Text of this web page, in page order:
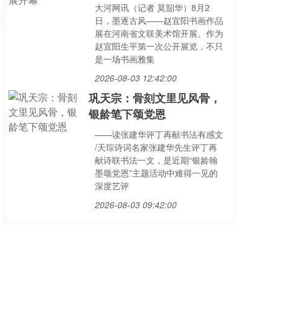
大河网讯（记者 莫韶华）8月2
日，墨逐古风——赵宜阳书画作品
展在河南省文联美术馆开展。作为
赵宜阳生平第一次公开展览，不只
是一场书画雅集
2026-08-03 12:42:00
巩天宗：骨刻文里见风骨，
银龄笔下颂党恩
——读张建华评丁再献书法有感文
/天琮诗词名家张建华先生评丁再
献诗联书法一文，是近期“银龄翰
墨颂党恩”主题活动中难得一见的
深度艺评
2026-08-03 09:42:00